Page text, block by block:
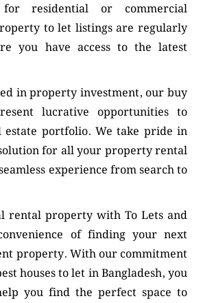
for residential or commercial
to let listings are regularly
you have access to the latest
in property investment, our buy
lucrative opportunities to
estate portfolio. We take pride in
for all your property rental
experience from search to
rental property with To Lets and
of finding your next
property. With our commitment
houses to let in Bangladesh, you
you find the perfect space to